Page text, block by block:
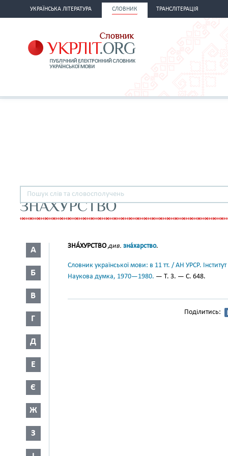
УКРАЇНСЬКА ЛІТЕРАТУРА СЛОВНИК ТРАНСЛІТЕРАЦІЯ
ЗНАХУРСТВО
А
Б
В
Г
Д
Е
Є
Ж
З
ЗНА́ХУРСТВО див. зна́харство.
Словник української мови: в 11 тт. / АН УРСР.
Наукова думка, 1970—1980. — Т. 3. — С. 648.
Поділитись: